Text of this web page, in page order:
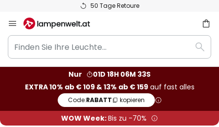
50 Tage Retoure
Inhalt
springen
Finden
Sie
Ihre
Nur
01D 18H 06M 32S
EXTRA 10% ab € 109 & 13% ab € 159auf fast alles
Code:RABATT kopieren
WOW Week:Bis zu -70%